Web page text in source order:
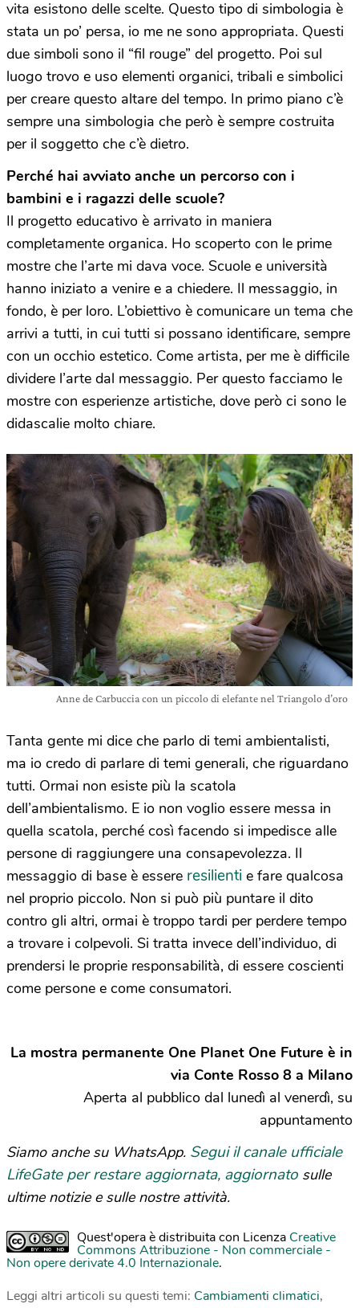
vita esistono delle scelte. Questo tipo di simbologia è
stata un po’ persa, io me ne sono appropriata. Questi
due simboli sono il “fil rouge” del progetto. Poi sul
luogo trovo e uso elementi organici, tribali e simbolici
per creare questo altare del tempo. In primo piano c’è
sempre una simbologia che però è sempre costruita
per il soggetto che c’è dietro.
Perché hai avviato anche un percorso con i
bambini e i ragazzi delle scuole?
Il progetto educativo è arrivato in maniera
completamente organica. Ho scoperto con le prime
mostre che l’arte mi dava voce. Scuole e università
hanno iniziato a venire e a chiedere. Il messaggio, in
fondo, è per loro. L’obiettivo è comunicare un tema che
arrivi a tutti, in cui tutti si possano identificare, sempre
con un occhio estetico. Come artista, per me è difficile
dividere l’arte dal messaggio. Per questo facciamo le
mostre con esperienze artistiche, dove però ci sono le
didascalie molto chiare.
Anne de Carbuccia con un piccolo di elefante nel Triangolo d’oro
Tanta gente mi dice che parlo di temi ambientalisti,
ma io credo di parlare di temi generali, che riguardano
tutti. Ormai non esiste più la scatola
dell’ambientalismo. E io non voglio essere messa in
quella scatola, perché così facendo si impedisce alle
persone di raggiungere una consapevolezza. Il
messaggio di base è essere resilienti e fare qualcosa
nel proprio piccolo. Non si può più puntare il dito
contro gli altri, ormai è troppo tardi per perdere tempo
a trovare i colpevoli. Si tratta invece dell’individuo, di
prendersi le proprie responsabilità, di essere coscienti
come persone e come consumatori.
La mostra permanente One Planet One Future è in
via Conte Rosso 8 a Milano
Aperta al pubblico dal lunedì al venerdì, su
appuntamento
Siamo anche su WhatsApp. Segui il canale ufficiale
LifeGate per restare aggiornata, aggiornato sulle
ultime notizie e sulle nostre attività.
Quest'opera è distribuita con Licenza Creative
Commons Attribuzione - Non commerciale -
Non opere derivate 4.0 Internazionale.
Leggi altri articoli su questi temi: Cambiamenti climatici,